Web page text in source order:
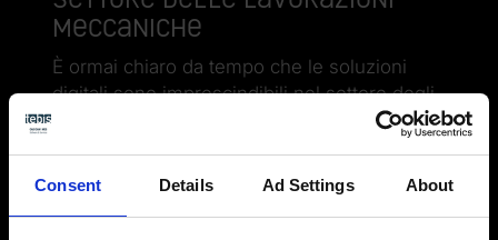
Consent Details Ad Settings About
meccaniche
È ormai chiaro da tempo che le soluzioni
digitali sono imprescindibili nel settore degli
stampi e delle lavorazioni meccaniche. Ma
Abbiamo creato una guida specifica per il